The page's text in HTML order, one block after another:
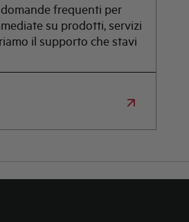
frequenti per
su prodotti, servizi
il supporto che stavi